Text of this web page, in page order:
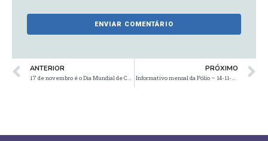
ANTERIOR
17 de novembro é o Dia Mundial de Combate ao Câncer de Próstata e marca o início da campanha Novembro Azul.
PRÓXIMO
Informativo mensal da Pólio – 14-11-2025